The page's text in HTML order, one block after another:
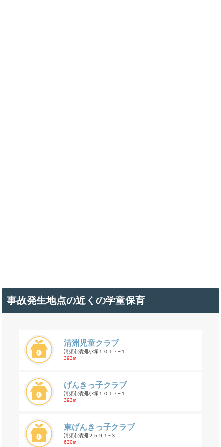
事故発生地点の近くの学童保育
清洲児童クラブ
清須市清洲小塚１０１７−１
393m
げんきっ子クラブ
清須市清洲小塚１０１７−１
393m
東げんきっ子クラブ
清須市清洲２５９１−３
630m